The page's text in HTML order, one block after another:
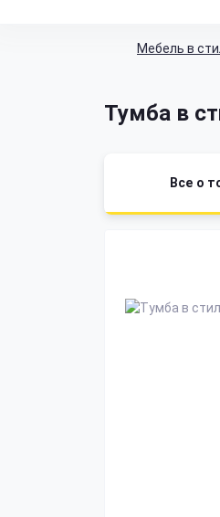
Мебель в
Тумба в
Все о